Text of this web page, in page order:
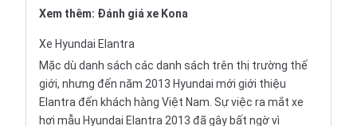
Xem thêm: Đánh giá xe Kona
Xe Hyundai Elantra
Mặc dù danh sách các danh sách trên thị trường thế
giới, nhưng đến năm 2013 Hyundai mới giới thiệu
Elantra đến khách hàng Việt Nam. Sự việc ra mắt xe
hơi mẫu Hyundai Elantra 2013 đã gây bất ngờ vì